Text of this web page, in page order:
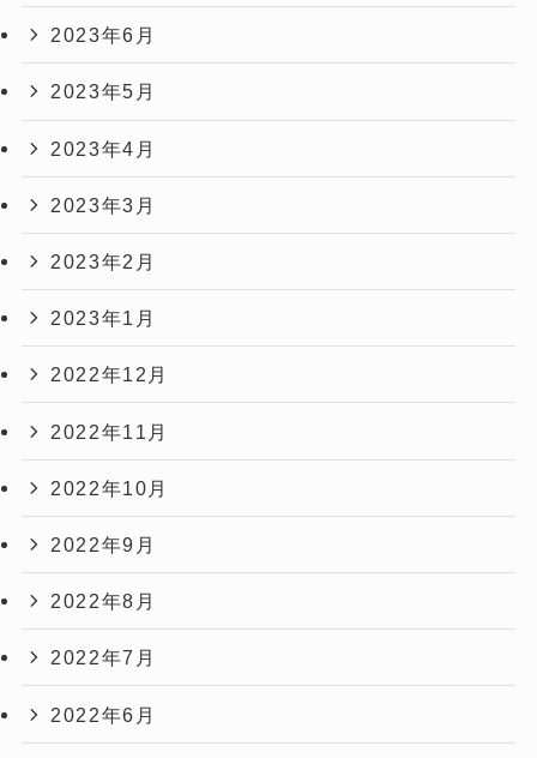
2023年6月
2023年5月
2023年4月
2023年3月
2023年2月
2023年1月
2022年12月
2022年11月
2022年10月
2022年9月
2022年8月
2022年7月
2022年6月